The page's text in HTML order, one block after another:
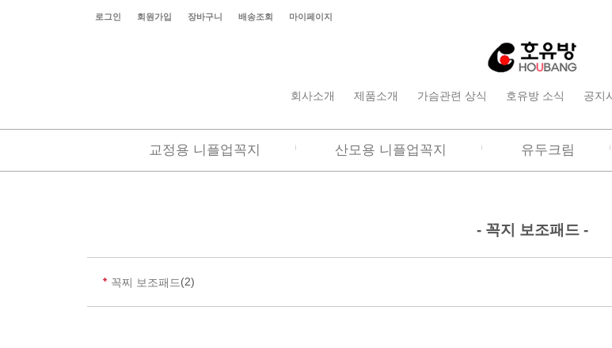
로그인 회원가입 장바구니 배송조회 마이페이지
회사소개 제품소개 가슴관련 상식 호유방 소식 공지
교정용 니플업꼭지 산모용 니플업꼭지 유두크림
- 꼭지 보조패드 -
꼭찌 보조패드(2)